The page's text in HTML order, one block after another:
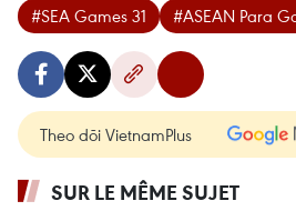
#SEA Games 31 #ASEAN Para
Theo dõi VietnamPlus
SUR LE MÊME SUJET